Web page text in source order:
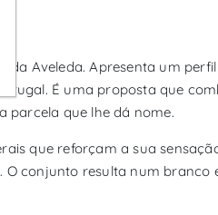
da Aveleda. Apresenta um
É uma proposta que
parcela que lhe dá nome.
que reforçam a sua
conjunto resulta num branco